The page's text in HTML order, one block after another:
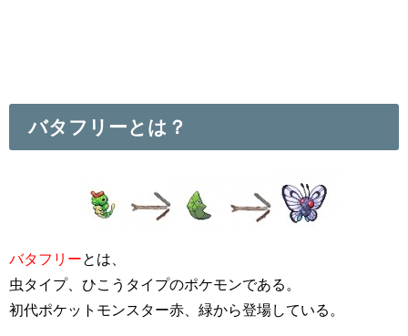
バタフリーとは？
バタフリー とは、
虫タイプ、ひこうタイプのポケモンである。
初代ポケットモンスター赤、緑から登場している。